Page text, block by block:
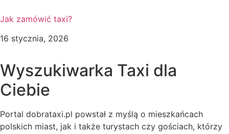
Jak zamówić taxi?
16 stycznia, 2026
Wyszukiwarka Taxi dla
Ciebie
Portal dobrataxi.pl powstał z myślą o mieszkańcach
polskich miast, jak i także turystach czy gościach, którzy